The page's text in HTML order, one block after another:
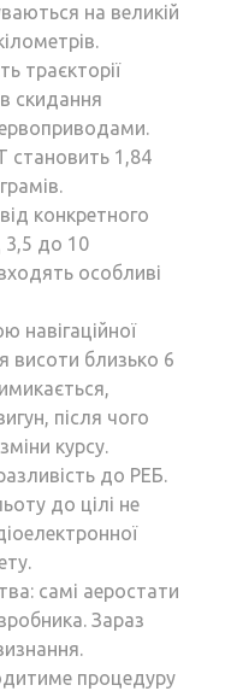
на великій
траєкторії
скидання
становить 1,84
конкретного
3,5 до 10
особливі
навігаційної
висоти близько 6
після чого
курсу.
до РЕБ.
до цілі не
самі аеростати
Зараз
процедуру